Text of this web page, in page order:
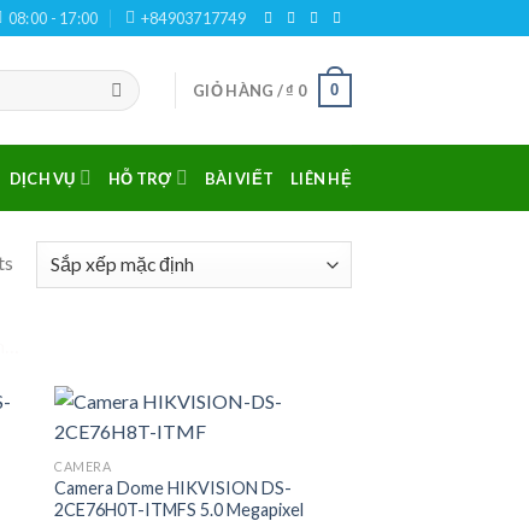
08:00 - 17:00 +84903717749
GIỎ HÀNG /₫ 0 0
DỊCH VỤ HỖ TRỢ BÀI VIẾT LIÊN HỆ
CAMERA
Camera Dome HIKVISION DS-
2CE76H0T-ITMFS 5.0 Megapixel